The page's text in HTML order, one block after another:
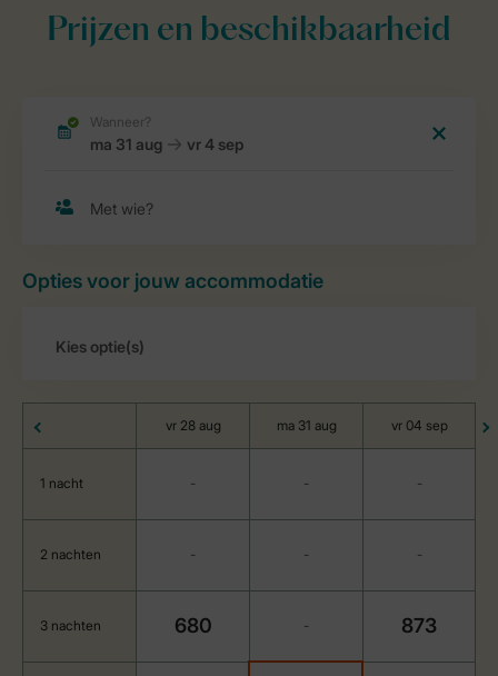
Prijzen en beschikbaarheid
Opties voor jouw accommodatie
vr 28 aug ma 31 aug vr 04 sep
1 nacht - - -
2 nachten - - -
3 nachten 680 - 873